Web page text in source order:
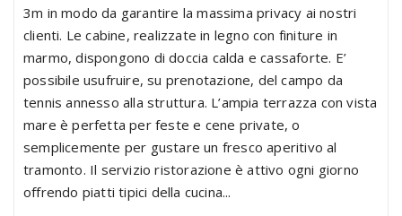
3m in modo da garantire la massima privacy ai nostri
clienti. Le cabine, realizzate in legno con finiture in
marmo, dispongono di doccia calda e cassaforte. E’
possibile usufruire, su prenotazione, del campo da
tennis annesso alla struttura. L’ampia terrazza con vista
mare è perfetta per feste e cene private, o
semplicemente per gustare un fresco aperitivo al
tramonto. Il servizio ristorazione è attivo ogni giorno
offrendo piatti tipici della cucina...